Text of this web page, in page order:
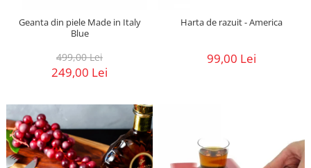
Geanta din piele Made in Italy
Blue
499,00 Lei
249,00 Lei
Harta de razuit - America
99,00 Lei